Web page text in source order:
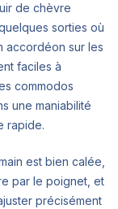
de chèvre
sorties où
accordéon sur les
faciles à
commodos
une maniabilité
rapide.
est bien calée,
par le poignet, et
précisément